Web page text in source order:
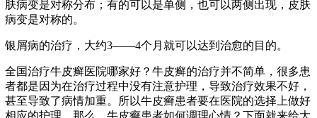
肤病变是对称分布；有的可以是单侧，也可以两侧出现，皮肤
病变是对称的。
银屑病的治疗，大约3——4个月就可以达到治愈的目的。
全国治疗牛皮癣医院哪家好？牛皮癣的治疗并不简单，很多患
者都是因为在治疗过程中没有注意护理，导致治疗效果不好，
甚至导致了病情加重。所以牛皮癣患者要在医院的选择上做好
相应的护理。那么，牛皮癣患者如何调理心情？下面就来给大